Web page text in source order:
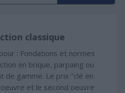
classique
: Fondations et normes
en brique, parpaing ou
de gamme. Le prix "clé en
et le second oeuvre